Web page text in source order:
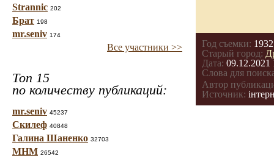
Strannic 202
Брат 198
mr.seniv 174
Все участники >>
Топ 15
по количеству публикаций:
mr.seniv 45237
Скилеф 40848
Галина Шаненко 32703
МНМ 26542
Год съемки: 1932
Старый город:
Дата: 09.12.2021
Слова для
Автор
Источник: